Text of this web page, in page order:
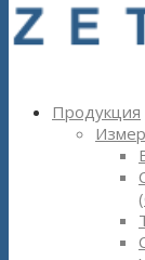
Продукция